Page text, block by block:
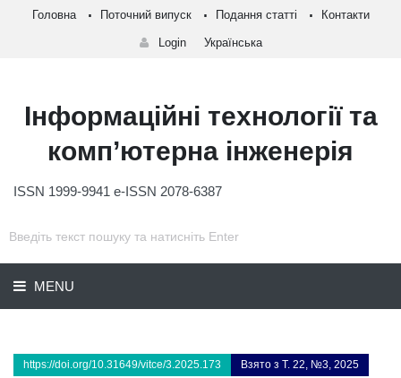
Головна Поточний випуск Подання статті Контакти
Login Українська
Інформаційні технології та
комп’ютерна інженерія
ISSN 1999-9941 e-ISSN 2078-6387
MENU
https://doi.org/10.31649/vitce/3.2025.173
Взято з Т. 22, №3, 2025